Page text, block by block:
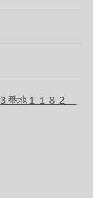
番地１１８２